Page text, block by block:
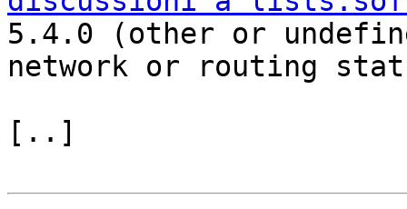
5.4.0 (other or
network or routing
[..]